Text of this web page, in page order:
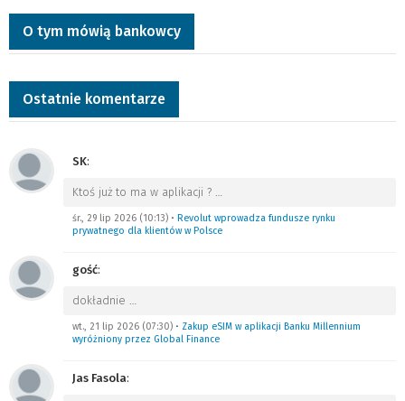
O tym mówią bankowcy
Ostatnie komentarze
SK:
Ktoś już to ma w aplikacji ? …
śr., 29 lip 2026 (10:13) • Revolut wprowadza fundusze rynku
prywatnego dla klientów w Polsce
gość:
dokładnie …
wt., 21 lip 2026 (07:30) • Zakup eSIM w aplikacji Banku Millennium
wyróżniony przez Global Finance
Jas Fasola: